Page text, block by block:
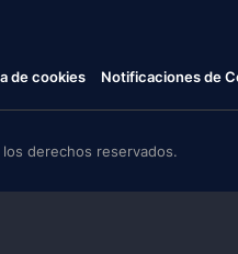
de cookies Notificaciones de
derechos reservados.